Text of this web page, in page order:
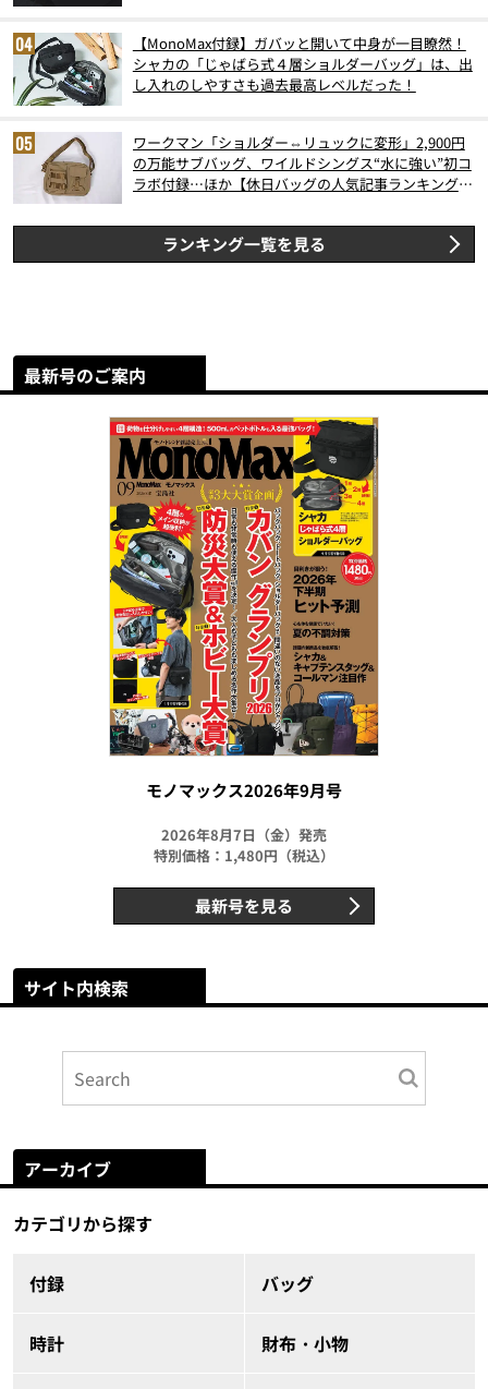
【MonoMax付録】ガバッと開いて中身が一目瞭然！
シャカの「じゃばら式４層ショルダーバッグ」は、出
し入れのしやすさも過去最高レベルだった！
ワークマン「ショルダー⇔リュックに変形」2,900円
の万能サブバッグ、ワイルドシングス“水に強い”初コ
ラボ付録…ほか【休日バッグの人気記事ランキングベ
ランキング一覧を見る
最新号のご案内
モノマックス2026年9月号
2026年8月7日（金）発売
特別価格：1,480円（税込）
最新号を見る
サイト内検索
アーカイブ
カテゴリから探す
付録 バッグ
時計 財布・小物